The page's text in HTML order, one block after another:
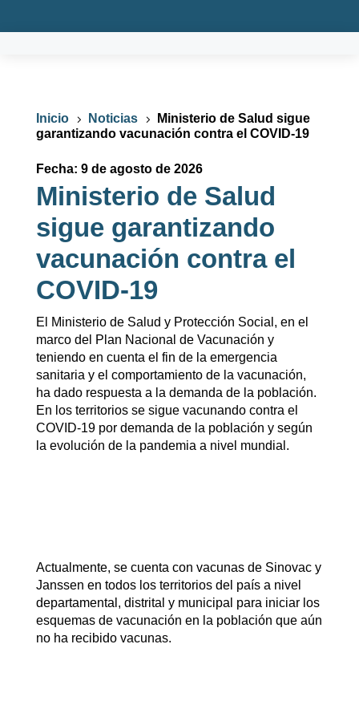
Inicio 5 Noticias 5
Ministerio de Salud sigue
garantizando vacunación contra el COVID-19
Fecha: 9 de agosto de 2026
Ministerio de Salud
sigue garantizando
vacunación contra el
COVID-19
El Ministerio de Salud y Protección Social, en el
marco del Plan Nacional de Vacunación y
teniendo en cuenta el fin de la emergencia
sanitaria y el comportamiento de la vacunación,
ha dado respuesta a la demanda de la población.
En los territorios se sigue vacunando contra el
COVID-19 por demanda de la población y según
la evolución de la pandemia a nivel mundial.
Actualmente, se cuenta con vacunas de Sinovac y
Janssen en todos los territorios del país a nivel
departamental, distrital y municipal para iniciar los
esquemas de vacunación en la población que aún
no ha recibido vacunas.